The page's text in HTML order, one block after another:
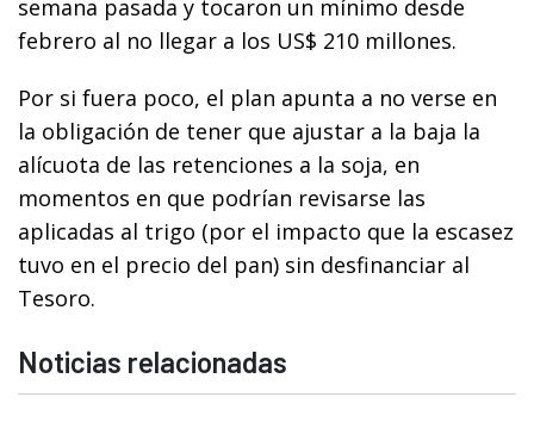
semana pasada y tocaron un mínimo desde
febrero al no llegar a los US$ 210 millones.
Por si fuera poco, el plan apunta a no verse en
la obligación de tener que ajustar a la baja la
alícuota de las retenciones a la soja, en
momentos en que podrían revisarse las
aplicadas al trigo (por el impacto que la escasez
tuvo en el precio del pan) sin desfinanciar al
Tesoro.
Noticias relacionadas